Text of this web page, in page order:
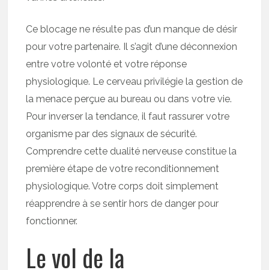
Ce blocage ne résulte pas d’un manque de désir
pour votre partenaire. Il s’agit d’une déconnexion
entre votre volonté et votre réponse
physiologique. Le cerveau privilégie la gestion de
la menace perçue au bureau ou dans votre vie.
Pour inverser la tendance, il faut rassurer votre
organisme par des signaux de sécurité.
Comprendre cette dualité nerveuse constitue la
première étape de votre reconditionnement
physiologique. Votre corps doit simplement
réapprendre à se sentir hors de danger pour
fonctionner.
Le vol de la